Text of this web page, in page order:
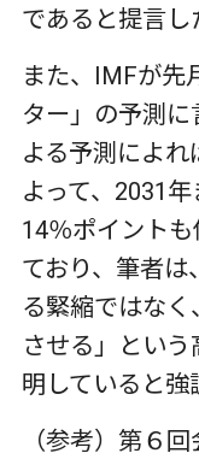
であると提言し
また、IMFが先
ター」の予測
よる予測によれ
よって、2031
14％ポイント
ており、筆者は
る緊縮ではな
させる」とい
明していると強
（参考）第６回